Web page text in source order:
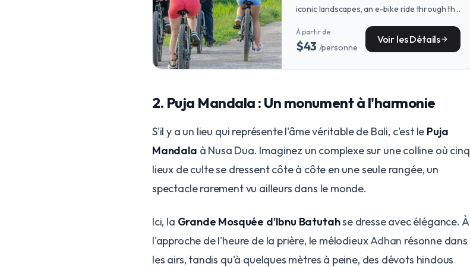
iconic landscapes, an e-bike ride through the
emerald rice terraces and peaceful villages
around Ubud lets you absorb the island's
serene rhythm.
À partir de
$43/personne
Voir les Détailsarrow_forward
2. Puja Mandala : Un monument à l'harmonie
S'il y a un lieu qui représente l'âme véritable de Bali, c'est le Puja
Mandala à Nusa Dua. Imaginez un complexe sur une colline où cinq
lieux de culte se dressent côte à côte en une seule rangée, un
spectacle rarement vu ailleurs dans le monde.
Ici, la Grande Mosquée d'Ibnu Batutahse dresse avec élégance. À
l'approche de l'heure de la prière, le mélodieuxAdhan résonne dans
les airs, tandis qu'à quelques mètres à peine, des dévots hindous